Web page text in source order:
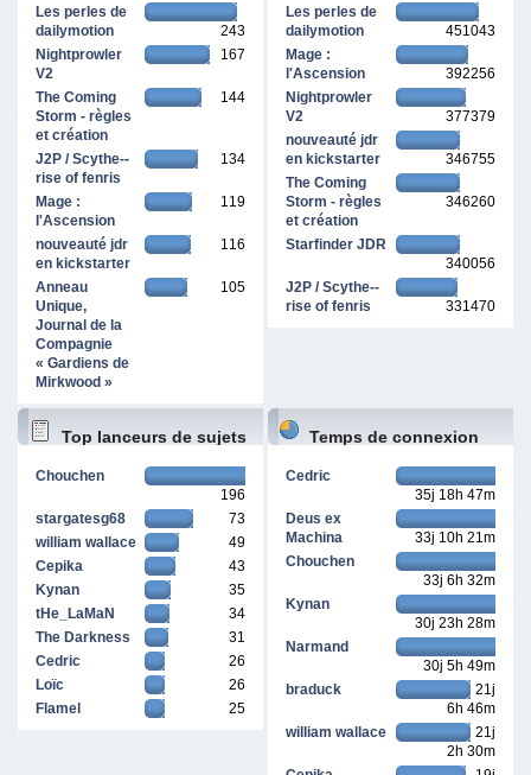
Les perles de
dailymotion
243
Nightprowler
V2
167
The Coming
Storm - règles
et création
144
J2P / Scythe--
rise of fenris
134
Mage :
l'Ascension
119
nouveauté jdr
en kickstarter
116
Anneau
Unique,
Journal de la
Compagnie
« Gardiens de
Mirkwood »
105
Les perles de
dailymotion
451043
Mage :
l'Ascension
392256
Nightprowler
V2
377379
nouveauté jdr
en kickstarter
346755
The Coming
Storm - règles
et création
346260
Starfinder JDR
340056
J2P / Scythe--
rise of fenris
331470
Top lanceurs de sujets
Chouchen
196
stargatesg68
73
william wallace
49
Cepika
43
Kynan
35
tHe_LaMaN
34
The Darkness
31
Cedric
26
Loïc
26
Flamel
25
Temps de connexion
Cedric
35j 18h 47m
Deus ex
Machina
33j 10h 21m
Chouchen
33j 6h 32m
Kynan
30j 23h 28m
Narmand
30j 5h 49m
braduck
21j
6h 46m
william wallace
21j
2h 30m